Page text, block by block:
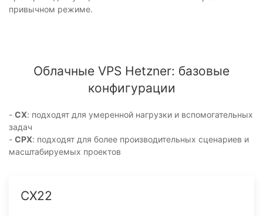
привычном режиме.
Облачные VPS Hetzner: базовые
конфигурации
- CX: подходят для умеренной нагрузки и вспомогательных
задач
- CPX: подходят для более производительных сценариев и
масштабируемых проектов
CX22